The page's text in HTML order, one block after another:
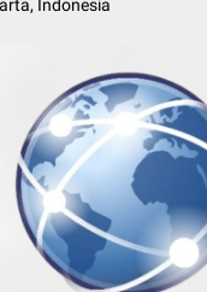
Indonesia